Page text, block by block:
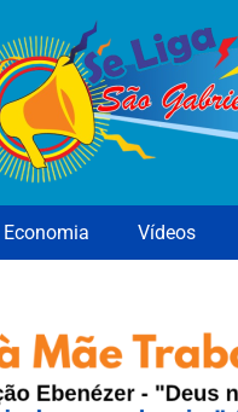
Economia Vídeos